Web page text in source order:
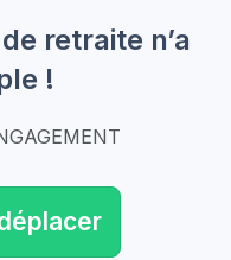
retraite n’a
!